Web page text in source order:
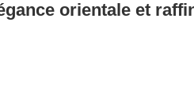
orientale et